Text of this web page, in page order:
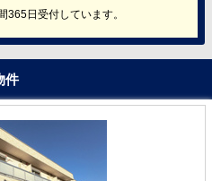
365日受付しています。
件